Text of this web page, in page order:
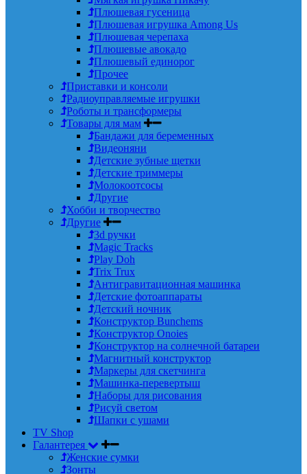
Плюшевая гусеница
Плюшевая игрушка Among Us
Плюшевая черепаха
Плюшевые авокадо
Плюшевый единорог
Прочее
Приставки и консоли
Радиоуправляемые игрушки
Роботы и трансформеры
Товары для мам
Бандажи для беременных
Видеоняни
Детские зубные щетки
Детские триммеры
Молокоотсосы
Другие
Хобби и творчество
Другие
3d ручки
Magic Tracks
Play Doh
Trix Trux
Антигравитационная машинка
Детские фотоаппараты
Детский ночник
Конструктор Bunchems
Конструктор Onoies
Конструктор на солнечной батареи
Магнитный конструктор
Маркеры для скетчинга
Машинка-перевертыш
Наборы для рисования
Рисуй светом
Шапки с ушами
TV Shop
Галантерея
Женские сумки
Зонты